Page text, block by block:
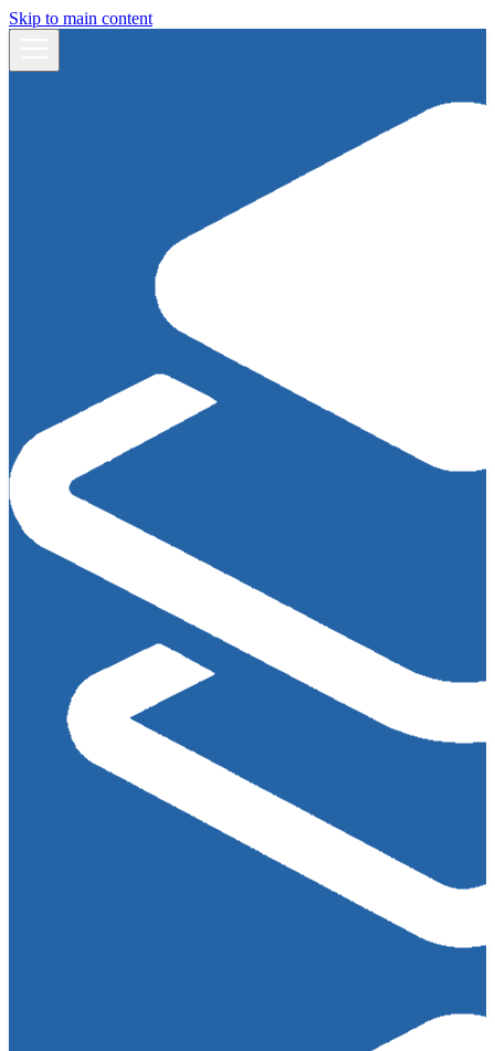
Skip to main content